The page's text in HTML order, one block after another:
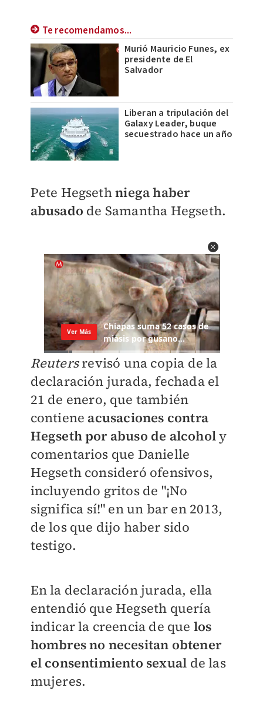
Te recomendamos...
Murió Mauricio Funes, ex
presidente de El
Salvador
Liberan a tripulación del
Galaxy Leader, buque
secuestrado hace un año
Pete Hegsethniega haber
abusado de Samantha Hegseth.
Reutersrevisó una copia de la
declaración jurada, fechada el
21 de enero, que también
contiene acusaciones contra
Hegseth por abuso de alcoholy
comentarios que Danielle
Hegseth consideró ofensivos,
incluyendo gritos de "¡No
significa sí!" en un bar en 2013,
de los que dijo haber sido
testigo.
En la declaración jurada, ella
entendió que Hegseth quería
indicar la creencia de que los
hombres no necesitan obtener
el consentimiento sexual de las
mujeres.